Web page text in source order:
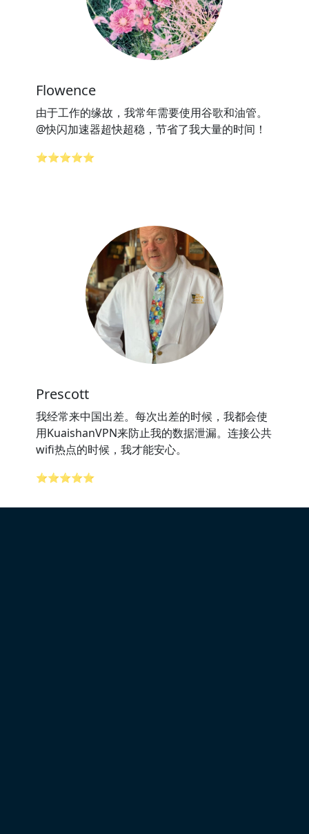
Flowence
由于工作的缘故，我常年需要使用谷歌和油管。
@快闪加速器超快超稳，节省了我大量的时间！
⭐⭐⭐⭐⭐
Prescott
我经常来中国出差。每次出差的时候，我都会使
用KuaishanVPN来防止我的数据泄漏。连接公共
wifi热点的时候，我才能安心。
⭐⭐⭐⭐⭐